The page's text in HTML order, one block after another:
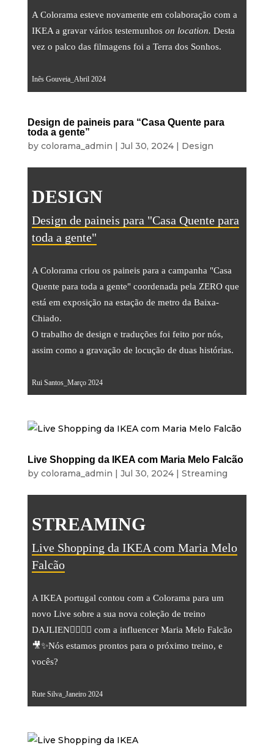
CONTACTOS
PT
A Colorama esteve novamente em colaboração com a
IKEA a gravar vários testemunhos on location. Desta
vez o palco das filmagens foi a Terra dos Sonhos.
Inês Gouveia_Abril 2024
Design de paineis para “Casa Quente para
toda a gente”
by colorama_admin | Jul 30, 2024| Design
DESIGN
Design de paineis para "Casa Quente para
toda a gente"
A Colorama criou os paineis para a campanha "Casa
Quente para toda a gente" coordenada pela ZERO que
está em exposição na estação de metro da Baixa-
Chiado.
O trabalho de design e traduções foi feito por nós,
assim como a gravação de locução de duas histórias.
Rui Santos_Março 2024
Live Shopping da IKEA com Maria Melo Falcão
by colorama_admin | Jul 30, 2024| Streaming
STREAMING
Live Shopping da IKEA com Maria Melo
Falcão
A IKEA portugal contou com a Colorama para um
novo Live sobre a sua nova coleção de treino
DAJLIEN🏋️‍♀️💪🏻 com a influencer Maria Melo Falcão
🎥✨Nós estamos prontos para o próximo treino, e
vocês?
Rute Silva_Janeiro 2024